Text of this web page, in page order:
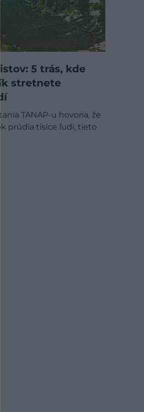
5 trás, kde
stretnete
TANAP-u hovoria, že
prúdia tisíce ľudí, tieto